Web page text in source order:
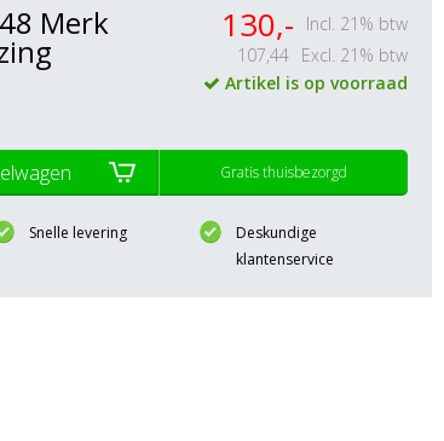
Merk 130,-
Incl. 21% btw
107,44 Excl. 21% btw
Artikel is op voorraad
Gratis thuisbezorgd
Snelle levering
Deskundige
klantenservice